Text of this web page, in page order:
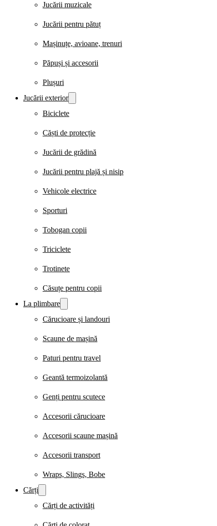
Jucării muzicale
Jucării pentru pătuț
Mașinuțe, avioane, trenuri
Păpuși și accesorii
Plușuri
Jucării exterior
Biciclete
Căști de protecție
Jucării de grădină
Jucării pentru plajă și nisip
Vehicole electrice
Sporturi
Tobogan copii
Triciclete
Trotinete
Căsuțe pentru copii
La plimbare
Cărucioare și landouri
Scaune de mașină
Paturi pentru travel
Geantă termoizolantă
Genți pentru scutece
Accesorii cărucioare
Accesorii scaune mașină
Accesorii transport
Wraps, Slings, Bobe
Cărți
Cărți de activități